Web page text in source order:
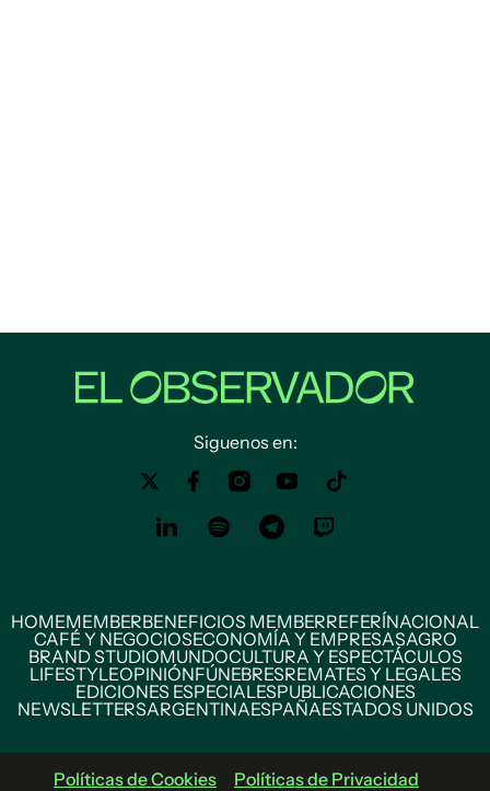
Siguenos en:
HOMEMEMBERBENEFICIOS MEMBERREFERÍNACIONAL
CAFÉ Y NEGOCIOSECONOMÍA Y EMPRESASAGRO
BRAND STUDIOMUNDOCULTURA Y ESPECTÁCULOS
LIFESTYLEOPINIÓNFÚNEBRESREMATES Y LEGALES
EDICIONES ESPECIALESPUBLICACIONES
NEWSLETTERSARGENTINAESPAÑAESTADOS UNIDOS
Políticas de Cookies Políticas de Privacidad